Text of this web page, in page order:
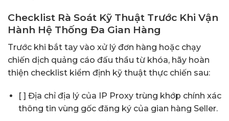
Checklist Rà Soát Kỹ Thuật Trước Khi Vận
Hành Hệ Thống Đa Gian Hàng
Trước khi bắt tay vào xử lý đơn hàng hoặc chạy
chiến dịch quảng cáo đấu thầu từ khóa, hãy hoàn
thiện checklist kiểm định kỹ thuật thực chiến sau:
[ ] Địa chỉ địa lý của IP Proxy trùng khớp chính xác
thông tin vùng gốc đăng ký của gian hàng Seller.